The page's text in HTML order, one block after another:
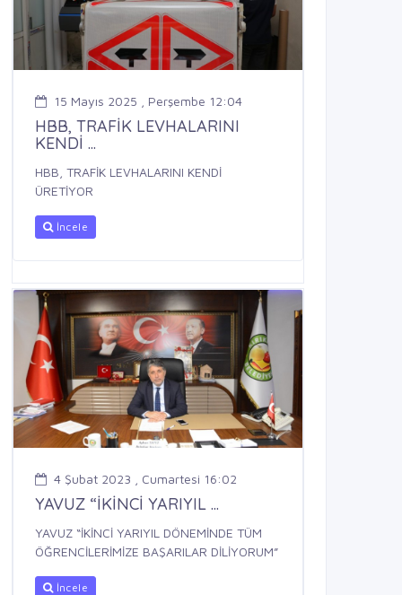
15 Mayıs 2025 , Perşembe 12:04
HBB, TRAFİK LEVHALARINI
KENDİ ...
HBB, TRAFİK LEVHALARINI KENDİ
ÜRETİYOR
İncele
4 Şubat 2023 , Cumartesi 16:02
YAVUZ “İKİNCİ YARIYIL ...
YAVUZ “İKİNCİ YARIYIL DÖNEMİNDE TÜM
ÖĞRENCİLERİMİZE BAŞARILAR DİLİYORUM”
İncele